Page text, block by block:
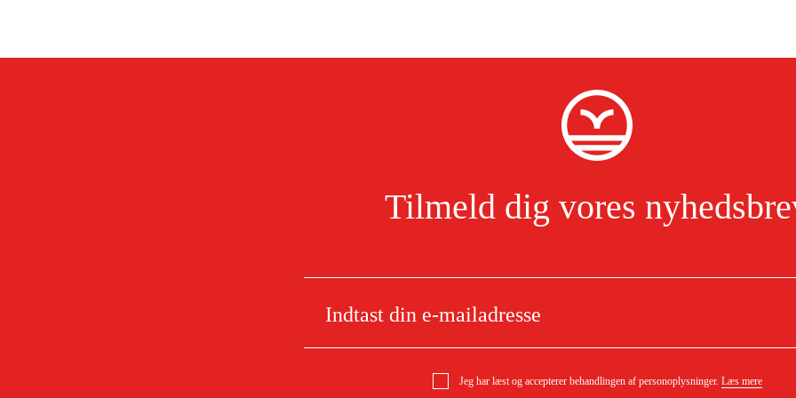
Tilmeld dig vores
Jeg har læst og accepterer behandlingen af personoplysninger. Læs mere